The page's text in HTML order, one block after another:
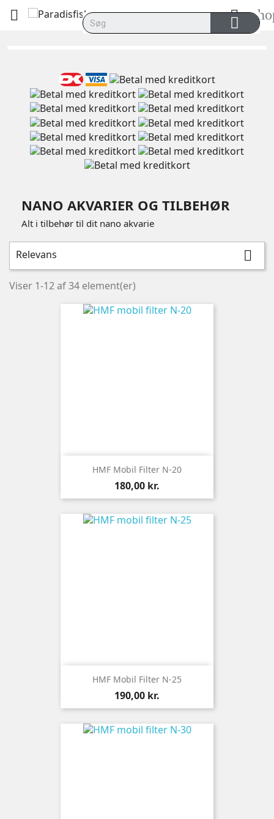
 
NANO AKVARIER OG TILBEHØR
Alt i tilbehør til dit nano akvarie
Relevans 
Viser 1-12 af 34 element(er)
HMF Mobil Filter N-20
Pris
180,00 kr.
HMF Mobil Filter N-25
Pris
190,00 kr.